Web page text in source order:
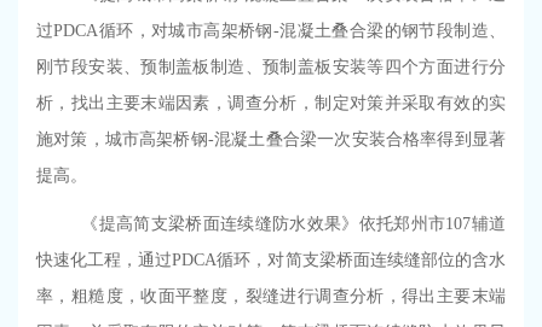
过PDCA循环，对城市高架桥钢 -混凝土叠合梁的钢节段制造、
刚节段安装、预制盖板制造、预制盖板安装等四个方面进行分
析，找出主要末端因素，调查分析，制定对策并采取有效的实
施对策，城市高架桥钢-混凝土叠合梁一次安装合格率得到显著
提高。
《提高简支梁桥面连续缝防水效果》依托郑州市107辅道
快速化工程，通过PDCA循环，对简支梁桥面连续缝部位的含水
率，粗糙度，收面平整度，裂缝进行调查分析，得出主要末端